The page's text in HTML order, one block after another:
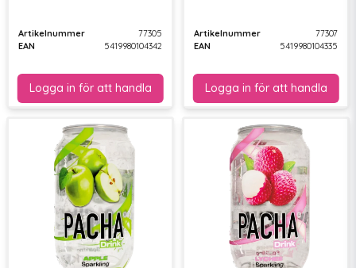
Artikelnummer
77305
EAN
5419980104342
Artikelnummer
77307
EAN
5419980104335